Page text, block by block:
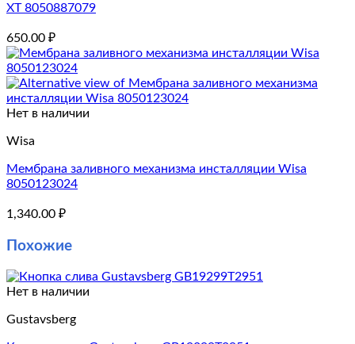
XT 8050887079
650.00 ₽
Нет в наличии
Wisa
Мембрана заливного механизма инсталляции Wisa
8050123024
1,340.00 ₽
Похожие
Нет в наличии
Gustavsberg